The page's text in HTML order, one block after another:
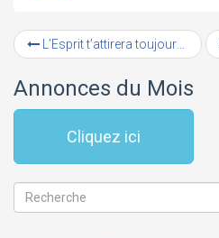
L’Esprit t’attirera toujours à Christ
Annonces du Mois
Cliquez ici